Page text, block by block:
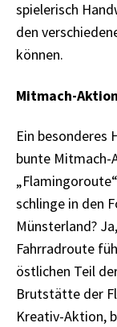
spielerisch
den
können.
Mitmach-
Ein besonderes
bunte Mitmach-
schlinge in den
Münsterland?
Fahrradroute
östlichen Teil
Brutstätte der
Kreativ-Aktion,